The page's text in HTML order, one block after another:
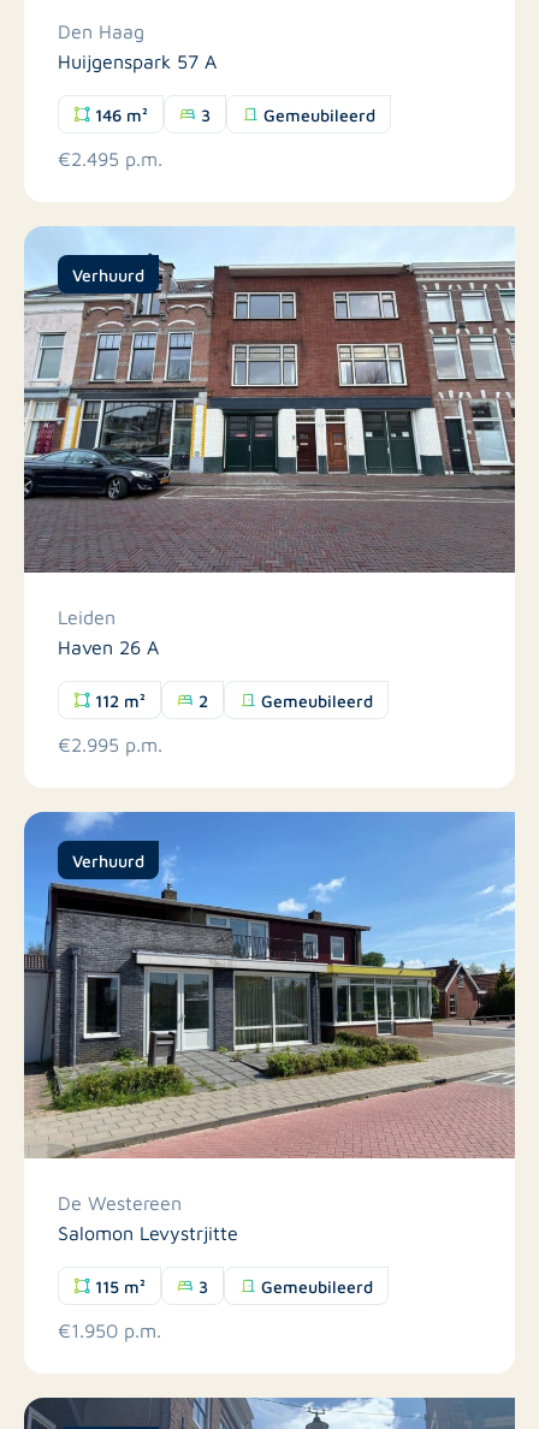
Den Haag
Huijgenspark 57 A
146 m² 3 Gemeubileerd
€2.495 p.m.
Verhuurd
Leiden
Haven 26 A
112 m² 2 Gemeubileerd
€2.995 p.m.
Verhuurd
De Westereen
Salomon Levystrjitte
115 m² 3 Gemeubileerd
€1.950 p.m.